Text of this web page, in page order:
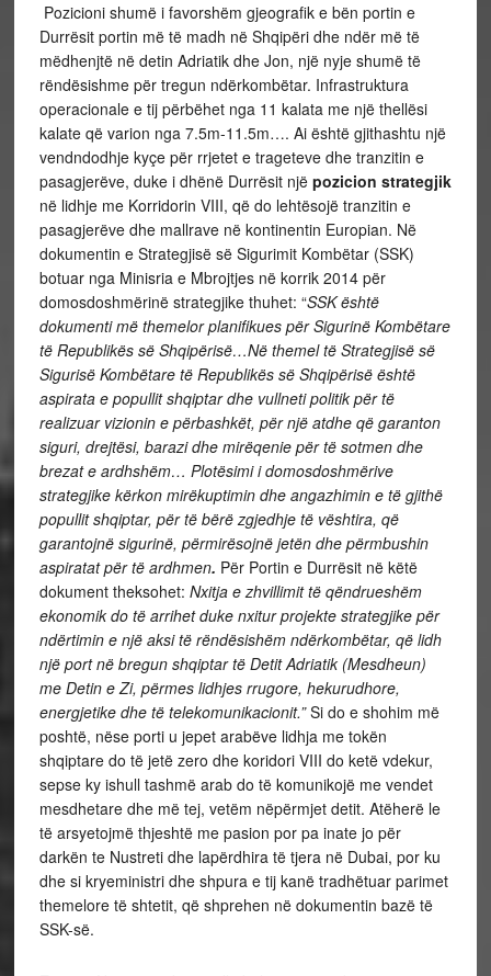
Pozicioni shumë i favorshëm gjeografik e bën portin e
Durrësit portin më të madh në Shqipëri dhe ndër më të
mëdhenjtë në detin Adriatik dhe Jon, një nyje shumë të
rëndësishme për tregun ndërkombëtar. Infrastruktura
operacionale e tij përbëhet nga 11 kalata me një thellësi
kalate që varion nga 7.5m-11.5m…. Ai është gjithashtu një
vendndodhje kyçe për rrjetet e trageteve dhe tranzitin e
pasagjerëve, duke i dhënë Durrësit një pozicion strategjik
në lidhje me Korridorin VIII, që do lehtësojë tranzitin e
pasagjerëve dhe mallrave në kontinentin Europian. Në
dokumentin e Strategjisë së Sigurimit Kombëtar (SSK)
botuar nga Minisria e Mbrojtjes në korrik 2014 për
domosdoshmërinë strategjike thuhet: “SSK është
dokumenti më themelor planifikues për Sigurinë Kombëtare
të Republikës së Shqipërisë…Në themel të Strategjisë së
Sigurisë Kombëtare të Republikës së Shqipërisë është
aspirata e popullit shqiptar dhe vullneti politik për të
realizuar vizionin e përbashkët, për një atdhe që garanton
siguri, drejtësi, barazi dhe mirëqenie për të sotmen dhe
brezat e ardhshëm… Plotësimi i domosdoshmërive
strategjike kërkon mirëkuptimin dhe angazhimin e të gjithë
popullit shqiptar, për të bërë zgjedhje të vështira, që
garantojnë sigurinë, përmirësojnë jetën dhe përmbushin
aspiratat për të ardhmen. Për Portin e Durrësit në këtë
dokument theksohet: Nxitja e zhvillimit të qëndrueshëm
ekonomik do të arrihet duke nxitur projekte strategjike për
ndërtimin e një aksi të rëndësishëm ndërkombëtar, që lidh
një port në bregun shqiptar të Detit Adriatik (Mesdheun)
me Detin e Zi, përmes lidhjes rrugore, hekurudhore,
energjetike dhe të telekomunikacionit.”Si do e shohim më
poshtë, nëse porti u jepet arabëve lidhja me tokën
shqiptare do të jetë zero dhe koridori VIII do ketë vdekur,
sepse ky ishull tashmë arab do të komunikojë me vendet
mesdhetare dhe më tej, vetëm nëpërmjet detit. Atëherë le
të arsyetojmë thjeshtë me pasion por pa inate jo për
darkën te Nustreti dhe lapërdhira të tjera në Dubai, por ku
dhe si kryeministri dhe shpura e tij kanë tradhëtuar parimet
themelore të shtetit, që shprehen në dokumentin bazë të
SSK-së.